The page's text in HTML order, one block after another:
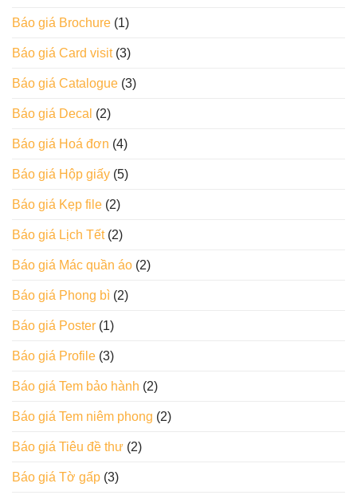
Báo giá Brochure (1)
Báo giá Card visit(3)
Báo giá Catalogue (3)
Báo giá Decal (2)
Báo giá Hoá đơn (4)
Báo giá Hộp giấy (5)
Báo giá Kẹp file (2)
Báo giá Lịch Tết(2)
Báo giá Mác quần áo (2)
Báo giá Phong bì (2)
Báo giá Poster (1)
Báo giá Profile (3)
Báo giá Tem bảo hành (2)
Báo giá Tem niêm phong (2)
Báo giá Tiêu đề thư (2)
Báo giá Tờ gấp (3)